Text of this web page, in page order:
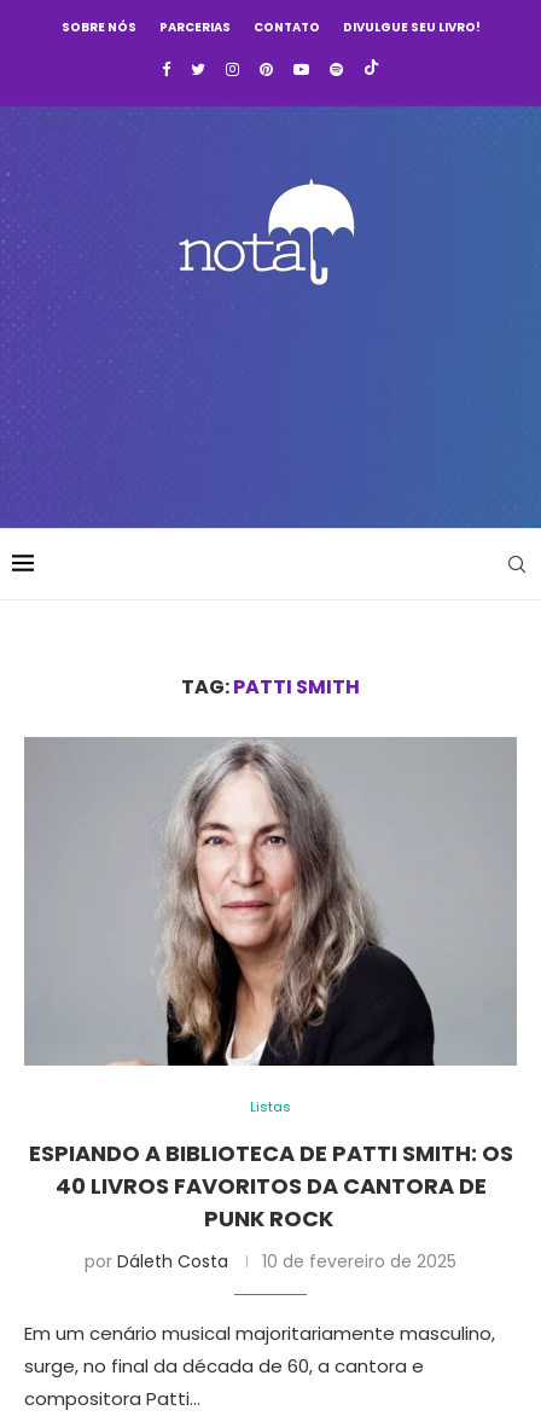
SOBRE NÓS PARCERIAS CONTATO DIVULGUE SEU LIVRO!
TAG:PATTI SMITH
Listas
ESPIANDO A BIBLIOTECA DE PATTI SMITH: OS
40 LIVROS FAVORITOS DA CANTORA DE
PUNK ROCK
por Dáleth Costa 10 de fevereiro de 2025
Em um cenário musical majoritariamente masculino,
surge, no final da década de 60, a cantora e
compositora Patti…